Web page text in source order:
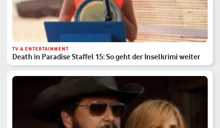
TV & ENTERTAINMENT
Death in Paradise Staffel 15: So geht der Inselkrimi weiter